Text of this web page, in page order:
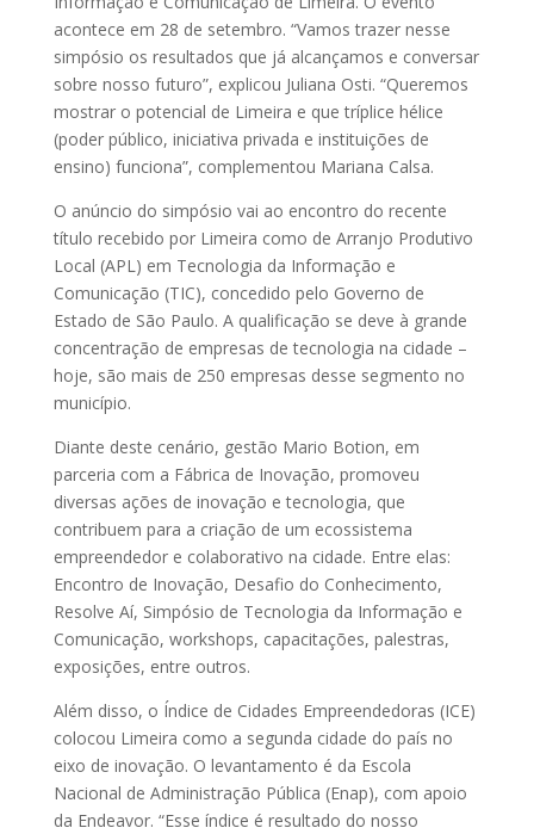
acontece em 28 de setembro. “Vamos trazer nesse
simpósio os resultados que já alcançamos e conversar
sobre nosso futuro”, explicou Juliana Osti. “Queremos
mostrar o potencial de Limeira e que tríplice hélice
(poder público, iniciativa privada e instituições de
ensino) funciona”, complementou Mariana Calsa.
O anúncio do simpósio vai ao encontro do recente
título recebido por Limeira como de Arranjo Produtivo
Local (APL) em Tecnologia da Informação e
Comunicação (TIC), concedido pelo Governo de
Estado de São Paulo. A qualificação se deve à grande
concentração de empresas de tecnologia na cidade –
hoje, são mais de 250 empresas desse segmento no
município.
Diante deste cenário, gestão Mario Botion, em
parceria com a Fábrica de Inovação, promoveu
diversas ações de inovação e tecnologia, que
contribuem para a criação de um ecossistema
empreendedor e colaborativo na cidade. Entre elas:
Encontro de Inovação, Desafio do Conhecimento,
Resolve Aí, Simpósio de Tecnologia da Informação e
Comunicação, workshops, capacitações, palestras,
exposições, entre outros.
Além disso, o Índice de Cidades Empreendedoras (ICE)
colocou Limeira como a segunda cidade do país no
eixo de inovação. O levantamento é da Escola
Nacional de Administração Pública (Enap), com apoio
da Endeavor. “Esse índice é resultado do nosso